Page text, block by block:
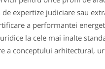
expertize judiciare sau
a performantei
la cele mai inalte
conceptului arhitectural,